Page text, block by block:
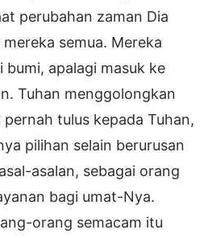
perubahan zaman Dia
semua. Mereka
apalagi masuk ke
Tuhan menggolongkan
tulus kepada Tuhan,
pilihan selain berurusan
asalan, sebagai orang
bagi umat-Nya.
orang semacam itu